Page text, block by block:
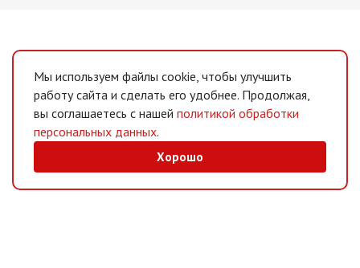
Мы используем файлы cookie, чтобы улучшить
работу сайта и сделать его удобнее. Продолжая,
вы соглашаетесь с нашей политикой обработки
персональных данных.
Хорошо